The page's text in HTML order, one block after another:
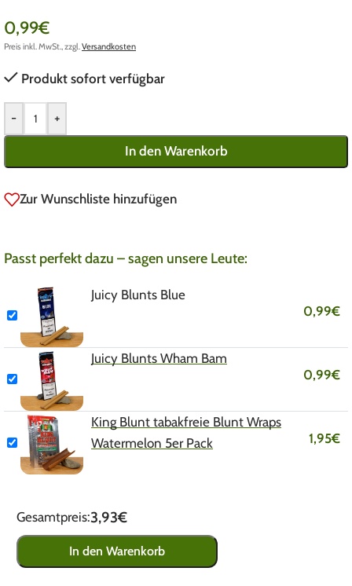
0,99€
Preis inkl. MwSt., zzgl. Versandkosten
Produkt sofort verfügbar
- +
In den Warenkorb
Zur Wunschliste hinzufügen
Passt perfekt dazu – sagen unsere Leute:
Juicy Blunts Blue
0,99€
Juicy Blunts Wham Bam
0,99€
King Blunt tabakfreie Blunt Wraps
Watermelon 5er Pack
1,95€
Gesamtpreis:3,93€
In den Warenkorb